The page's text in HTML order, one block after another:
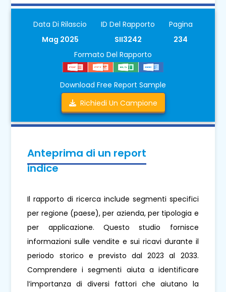
Data Di Rilascio
Mag 2025
ID Del Rapporto
SII3242
Pagina
234
Formato Del Rapporto
Download Free Report Sample
Richiedi Un Campione
Anteprima di un report
indice
Il rapporto di ricerca include segmenti specifici
per regione (paese), per azienda, per tipologia e
per applicazione. Questo studio fornisce
informazioni sulle vendite e sui ricavi durante il
periodo storico e previsto dal 2023 al 2033.
Comprendere i segmenti aiuta a identificare
l’importanza di diversi fattori che aiutano la